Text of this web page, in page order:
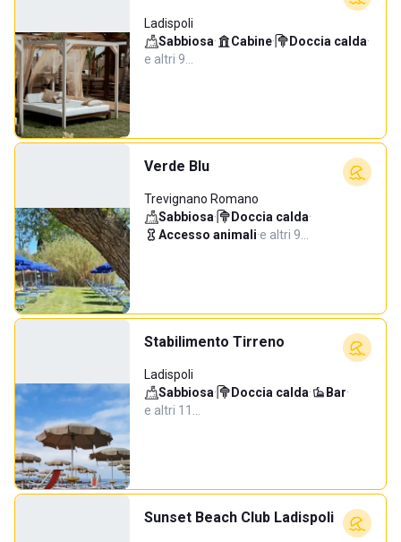
Ladispoli
Sabbiosa· Cabine· Doccia calda·
e altri 9…
Verde Blu
Trevignano Romano
Sabbiosa· Doccia calda·
Accesso animali·e altri 9…
Stabilimento Tirreno
Ladispoli
Sabbiosa· Doccia calda· Bar·
e altri 11…
Sunset Beach Club Ladispoli